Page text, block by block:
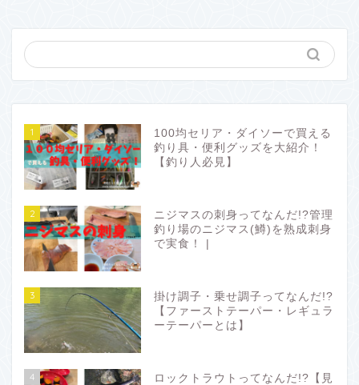
1
100均セリア・ダイソーで買える
釣り具・便利グッズを大紹介！
【釣り人必見】
2
ニジマスの刺身ってなんだ!?管理
釣り場のニジマス(鱒)を熟成刺身
で実食！ |
3
掛け調子・乗せ調子ってなんだ!?
【ファーストテーパー・レギュラ
ーテーパーとは】
4
ロックトラウトってなんだ!?【見